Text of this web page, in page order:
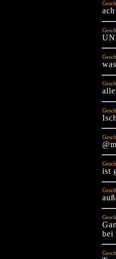
ist
bei